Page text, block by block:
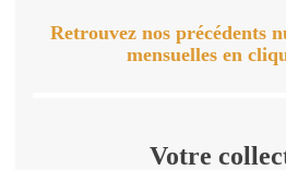
Retrouvez nos précédents
mensuelles en
Votre